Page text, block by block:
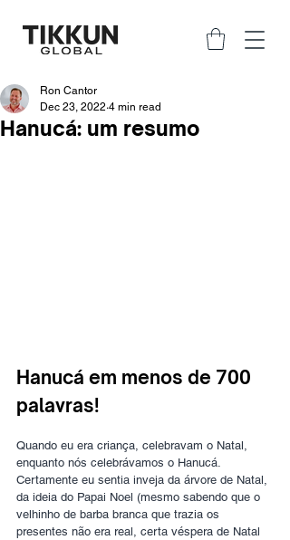
Hanucá: um resumo
Ron Cantor
Dec 23, 2022 4 min read
Hanucá em menos de 700
palavras!
Quando eu era criança, celebravam o Natal,
enquanto nós celebrávamos o Hanucá.
Certamente eu sentia inveja da árvore de Natal,
da ideia do Papai Noel (mesmo sabendo que o
velhinho de barba branca que trazia os
presentes não era real, certa véspera de Natal